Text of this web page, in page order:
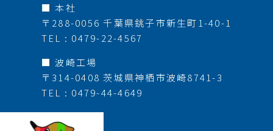
■ 本社
〒288-0056 千葉県銚子市新生町1-40-1
TEL : 0479-22-4567
■ 波崎工場
〒314-0408 茨城県神栖市波崎8741-3
TEL : 0479-44-4649